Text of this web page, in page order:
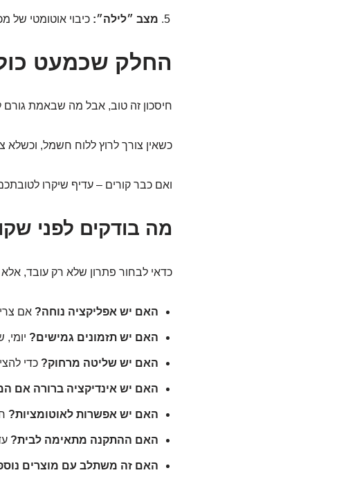
מצב ״לילה״: כיבוי אוטומטי של
החלק שכמעט
חיסכון זה טוב, אבל מה שבאמת גורם
כשאין צורך לרוץ ללוח חשמל, וכשלא
ואם כבר קורים – עדיף שיקרו
מה בודקים לפני שקונים? 7 שאלות קצרות
כדאי לבחור פתרון שלא רק עובד, אלא
האם יש אפליקציה נוחה? אם
האם יש תזמונים גמישים? יומי,
האם יש שליטה מרחוק? כדי
האם יש אינדיקציה ברורה אם
האם יש אפשרות לאוטומציות?
האם ההתקנה מתאימה לבית?
האם זה משתלב עם מוצרים